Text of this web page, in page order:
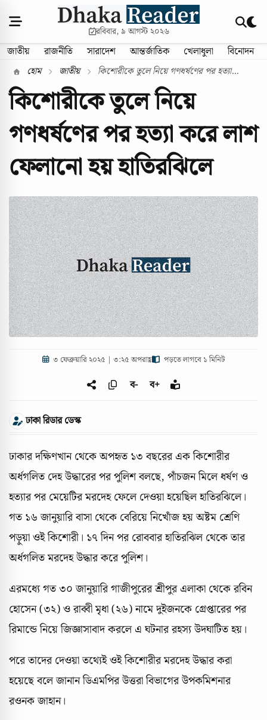
রবিবার, ৯ আগস্ট ২০২৬
জাতীয় রাজনীতি সারাদেশ আন্তর্জাতিক খেলাধুলা বিনোদন
হোম জাতীয় কিশোরীকে তুলে নিয়ে গণধর্ষণের পর হত্যা...
কিশোরীকে তুলে নিয়ে
গণধর্ষণের পর হত্যা করে লাশ
ফেলানো হয় হাতিরঝিলে
৩ ফেব্রুয়ারি ২০২৫ | ৩:২৫ অপরাহ্ণ পড়তে লাগবে ১ মিনিট
ব- ব+
ঢাকা রিডার ডেস্ক
ঢাকার দক্ষিণখান থেকে অপহৃত ১৩ বছরের এক কিশোরীর
অর্ধগলিত দেহ উদ্ধারের পর পুলিশ বলছে, পাঁচজন মিলে ধর্ষণ ও
হত্যার পর মেয়েটির মরদেহ ফেলে দেওয়া হয়েছিল হাতিরঝিলে।
গত ১৬ জানুয়ারি বাসা থেকে বেরিয়ে নিখোঁজ হয় অষ্টম শ্রেণি
পড়ুয়া ওই কিশোরী। ১৭ দিন পর রোববার হাতিরঝিল থেকে তার
অর্ধগলিত মরদেহ উদ্ধার করে পুলিশ।
এরমধ্যে গত ৩০ জানুয়ারি গাজীপুরের শ্রীপুর এলাকা থেকে রবিন
হোসেন (৩২) ও রাব্বী মৃধা (২৬) নামে দুইজনকে গ্রেপ্তারের পর
রিমান্ডে নিয়ে জিজ্ঞাসাবাদ করলে এ ঘটনার রহস্য উদঘাটিত হয়।
পরে তাদের দেওয়া তথ্যেই ওই কিশোরীর মরদেহ উদ্ধার করা
হয়েছে বলে জানান ডিএমপির উত্তরা বিভাগের উপকমিশনার
রওনক জাহান।